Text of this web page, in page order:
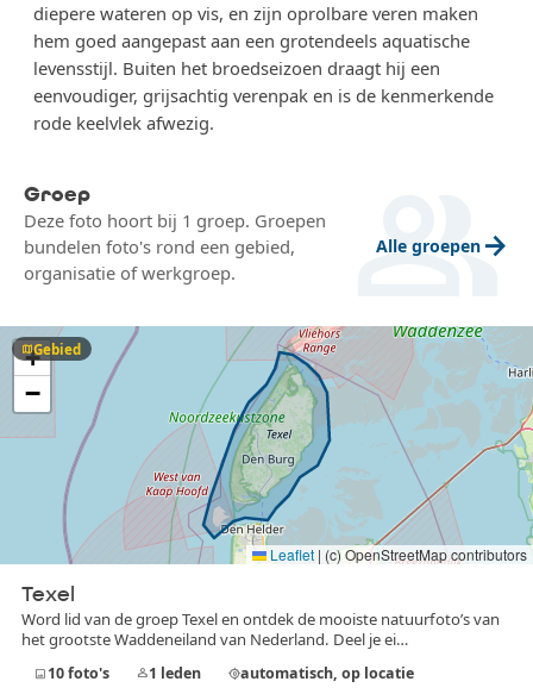
diepere wateren op vis, en zijn oprolbare veren maken
hem goed aangepast aan een grotendeels aquatische
levensstijl. Buiten het broedseizoen draagt hij een
eenvoudiger, grijsachtig verenpak en is de kenmerkende
rode keelvlek afwezig.
group
Groep
Deze foto hoort bij 1 groep. Groepen
bundelen foto's rond een gebied,
organisatie of werkgroep.
Alle groepen arrow_forward
+
−
Leaflet | (c) OpenStreetMap contributors
mapGebied
Texel
Word lid van de groep Texel en ontdek de mooiste natuurfoto’s van
het grootste Waddeneiland van Nederland. Deel je ei…
image 10foto's person1 leden my_locationautomatisch, op locatie